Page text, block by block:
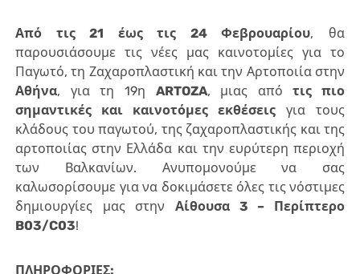
Από τις 21 έως τις 24 Φεβρουαρίου, θα
παρουσιάσουμε τις νέες μας καινοτομίες για το
Παγωτό, τη Ζαχαροπλαστική και την Αρτοποιία στην
Αθήνα, για τη 19η ARTOZA, μιας απότις πιο
σημαντικές και καινοτόμες εκθέσεις για τους
κλάδους του παγωτού, της ζαχαροπλαστικής και της
αρτοποιίας στην Ελλάδα και την ευρύτερη περιοχή
των Βαλκανίων. Ανυπομονούμε να σας
καλωσορίσουμε για να δοκιμάσετε όλες τις νόστιμες
δημιουργίες μας στην Αίθουσα 3 – Περίπτερο
B03/C03!
ΠΛΗΡΟΦΟΡΙΕΣ: